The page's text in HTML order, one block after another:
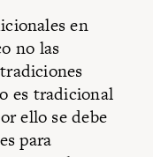
en
no las
es tradicional
ello se debe
para